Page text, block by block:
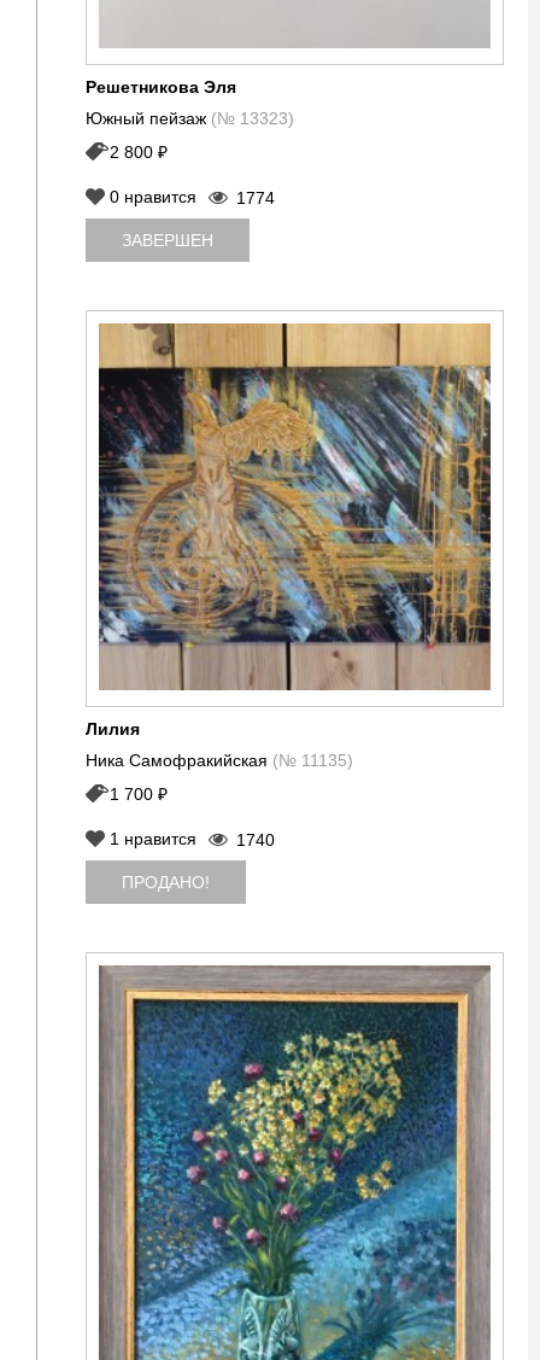
Решетникова Эля
Южный пейзаж (№ 13323)
2 800 ₽
0 нравится 1774
ЗАВЕРШЕН
Лилия
Ника Самофракийская (№ 11135)
1 700 ₽
1 нравится 1740
ПРОДАНО!